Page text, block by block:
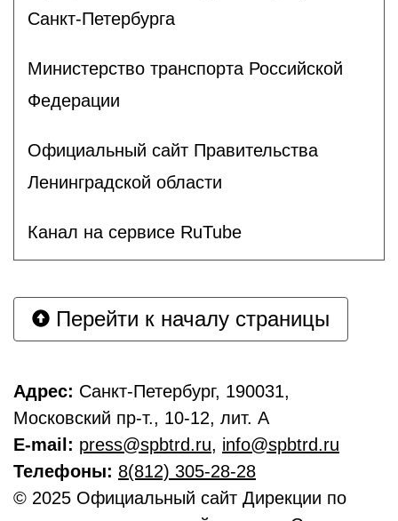
Санкт-Петербурга
Министерство транспорта Российской
Федерации
Официальный сайт Правительства
Ленинградской области
Канал на сервисе RuTube
Перейти к началу страницы
Адрес: Санкт-Петербург, 190031,
Московский пр-т., 10-12, лит. А
E-mail: press@spbtrd.ru, info@spbtrd.ru
Телефоны: 8(812) 305-28-28
© 2025 Официальный сайт Дирекции по